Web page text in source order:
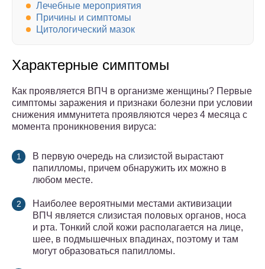
Лечебные мероприятия
Причины и симптомы
Цитологический мазок
Характерные симптомы
Как проявляется ВПЧ в организме женщины? Первые
симптомы заражения и признаки болезни при условии
снижения иммунитета проявляются через 4 месяца с
момента проникновения вируса:
В первую очередь на слизистой вырастают
папилломы, причем обнаружить их можно в
любом месте.
Наиболее вероятными местами активизации
ВПЧ является слизистая половых органов, носа
и рта. Тонкий слой кожи располагается на лице,
шее, в подмышечных впадинах, поэтому и там
могут образоваться папилломы.